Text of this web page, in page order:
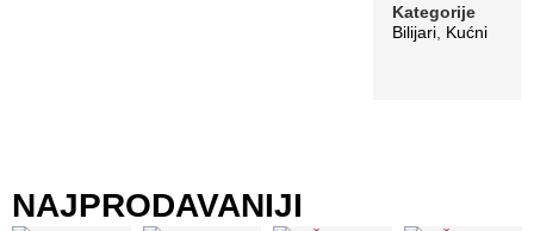
Kategorije
Bilijari, Kućni
NAJPRODAVANIJI